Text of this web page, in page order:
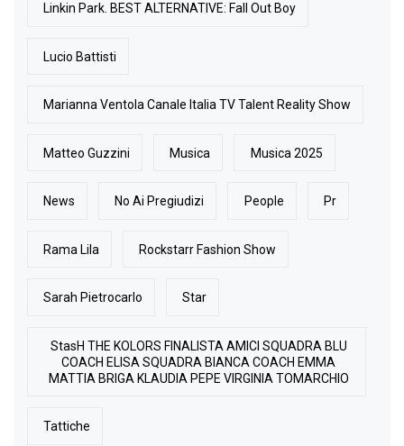
Linkin Park. BEST ALTERNATIVE: Fall Out Boy
Lucio Battisti
Marianna Ventola Canale Italia TV Talent Reality Show
Matteo Guzzini Musica Musica 2025
News No Ai Pregiudizi People Pr
Rama Lila Rockstarr Fashion Show
Sarah Pietrocarlo Star
StasH THE KOLORS FINALISTA AMICI SQUADRA BLU
COACH ELISA SQUADRA BIANCA COACH EMMA
MATTIA BRIGA KLAUDIA PEPE VIRGINIA TOMARCHIO
Tattiche